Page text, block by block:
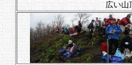
広い山